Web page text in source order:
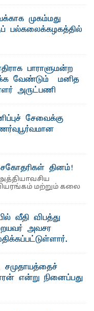
மற்றும் கலாசார
முகம்மது
பல்கலைக்கழகத்தில்
பாராளுமன்ற
வேண்டும் – மனித
அருட்பணி
அரசுசாரா
சட்டமூலத்தை ...
சேவைக்கு
தினம்!
மற்றும் கலை
வீதி விபத்து
அவசர
சமுதாயத்தைச்
என்று நினைப்பது